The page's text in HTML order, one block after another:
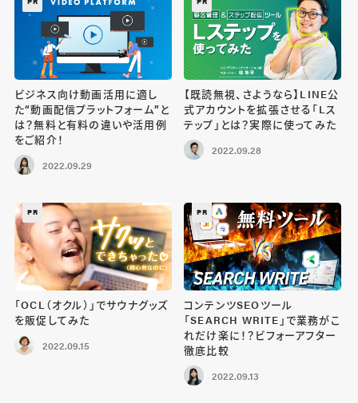
ビジネス向け動画活用に適し
た“動画配信プラットフォーム”と
は？無料と有料の違いや活用例
をご紹介！
2022.09.29
【既読無視、さようなら】LINE公
式アカウントを拡張させる「Lス
テップ」とは？実際に使ってみた
2022.09.28
PR
「OCL（オクル）」でサウナグッズ
を販促してみた
2022.09.15
PR
コンテンツSEOツール
「SEARCH WRITE」で業務がこ
れだけ楽に！？ビフォーアフター
徹底比較
2022.09.13